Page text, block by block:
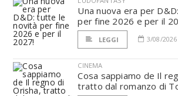
Una nuova era per
per fine 2026 e per il
LEGGI 3/08/2026
CINEMA
Cosa sappiamo de Il
tratto dal romanzo di